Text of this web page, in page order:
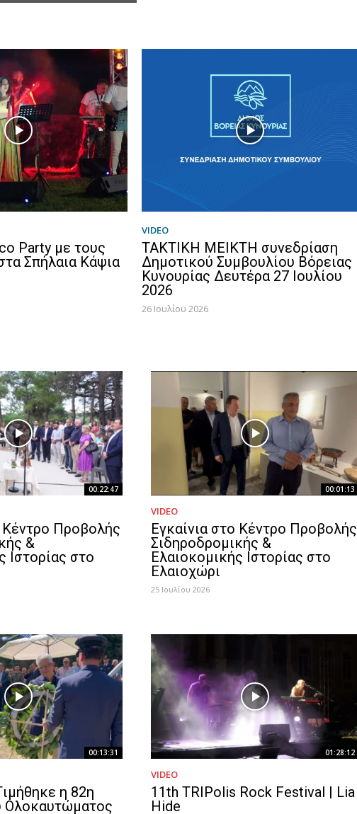
Party με τους
Σπήλαια Κάψια
VIDEO
ΤΑΚΤΙΚΗ ΜΕΙΚΤΗ συνεδρίαση
Δημοτικού Συμβουλίου Βόρειας
Κυνουρίας Δευτέρα 27 Ιουλίου
2026
26 Ιουλίου 2026
00:22:47
Κέντρο Προβολής
&
Ιστορίας στο
00:01:13
VIDEO
Εγκαίνια στο Κέντρο Προβολής
Σιδηροδρομικής &
Ελαιοκομικής Ιστορίας στο
Ελαιοχώρι
25 Ιουλίου 2026
00:13:31
η 82η
Ολοκαυτώματος
01:28:12
VIDEO
11th TRIPolis Rock Festival | Lia
Hide